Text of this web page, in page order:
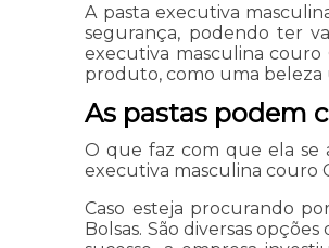
A pasta executiva
segurança, podendo ter
executiva masculina couro
produto, como uma beleza
As pastas podem
O que faz com que ela se
executiva masculina couro
Caso esteja procurando
Bolsas. São diversas